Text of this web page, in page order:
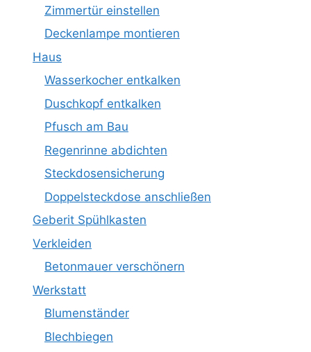
Zimmertür einstellen
Deckenlampe montieren
Haus
Wasserkocher entkalken
Duschkopf entkalken
Pfusch am Bau
Regenrinne abdichten
Steckdosensicherung
Doppelsteckdose anschließen
Geberit Spühlkasten
Verkleiden
Betonmauer verschönern
Werkstatt
Blumenständer
Blechbiegen